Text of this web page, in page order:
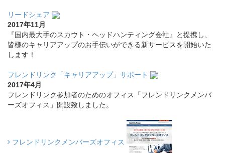
リードシェア
2017年11月
『国内最大手のスカウト・ヘッドハンティング会社』と提携し、
皆様のキャリアアップのお手伝いができる新サービスを開始いた
します！
フレンドリンク「キャリアアップ」サポート
2017年4月
フレンドリンク参加者のためのオフィス「フレンドリンクメンバ
ーズオフィス」開設致しました。
フレンドリンクメンバーズオフィス